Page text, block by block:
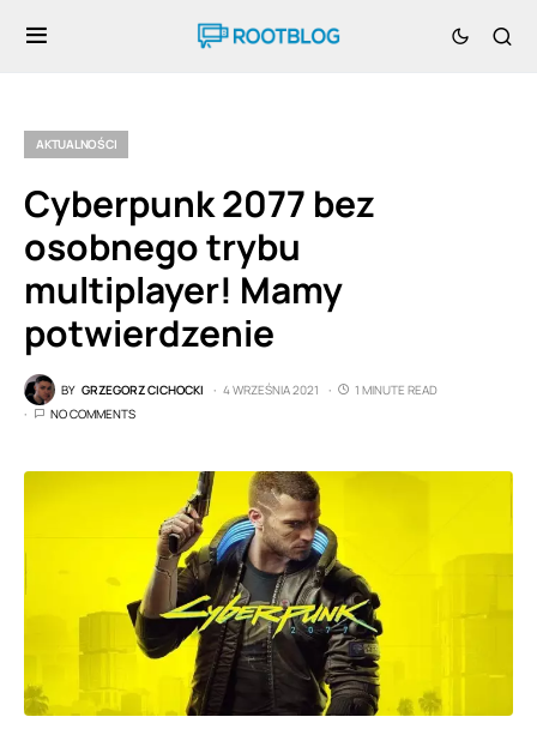
AKTUALNOŚCI
Cyberpunk 2077 bez
osobnego trybu
multiplayer! Mamy
potwierdzenie
BY GRZEGORZ CICHOCKI 4 WRZEŚNIA 2021
1 MINUTE READ
NO COMMENTS